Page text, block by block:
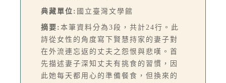
典藏單位: 國立臺灣文學館
摘要: 本筆資料分為3段，共計24行。此
詩從女性的角度寫下賢慧持家的妻子對
在外流連忘返的丈夫之怨恨與悲嘆。首
先描述妻子深知丈夫有挑食的習慣，因
此她每天都用心的準備餐食，但換來的